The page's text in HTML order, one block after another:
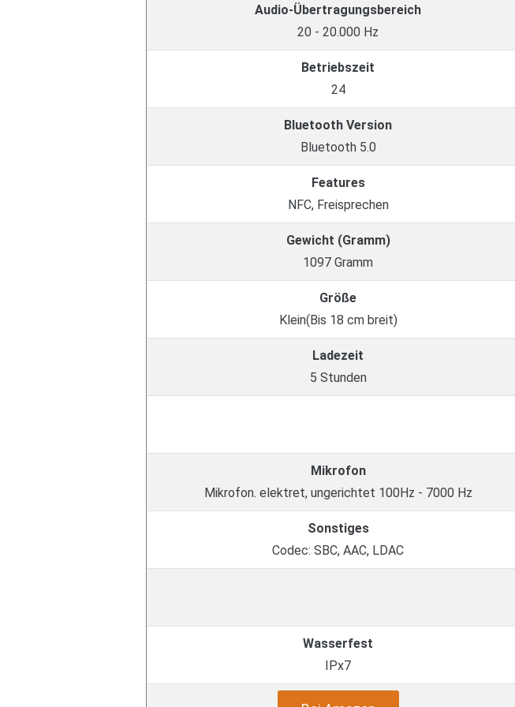
Audio-Übertragungsbereich
20 - 20.000 Hz
Betriebszeit
24
Bluetooth Version
Bluetooth 5.0
Features
NFC, Freisprechen
Gewicht (Gramm)
1097 Gramm
Größe
Klein(Bis 18 cm breit)
Ladezeit
5 Stunden
Mikrofon
Mikrofon. elektret, ungerichtet 100Hz - 7000 Hz
Sonstiges
Codec: SBC, AAC, LDAC
Wasserfest
IPx7